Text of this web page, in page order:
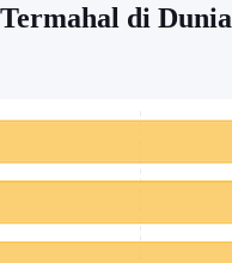
di Dunia